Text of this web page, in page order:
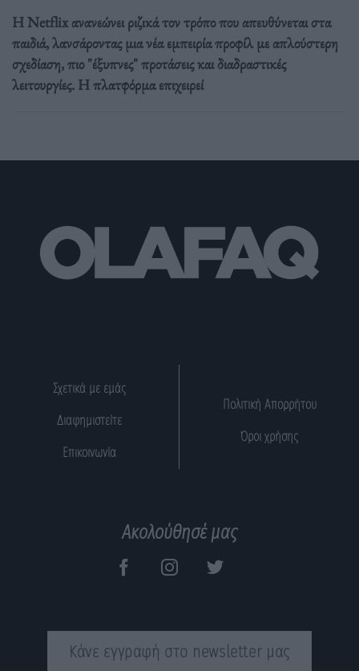
Η Netflix ανανεώνει ριζικά τον τρόπο που απευθύνεται στα
παιδιά, λανσάροντας μια νέα εμπειρία προφίλ με απλούστερη
σχεδίαση, πιο "έξυπνες" προτάσεις και διαδραστικές
λειτουργίες. Η πλατφόρμα επιχειρεί
Σχετικά με εμάς
Διαφημιστείτε
Επικοινωνία
Πολιτική Απορρήτου
Όροι χρήσης
Ακολούθησέ μας
Κάνε εγγραφή στο newsletter μας